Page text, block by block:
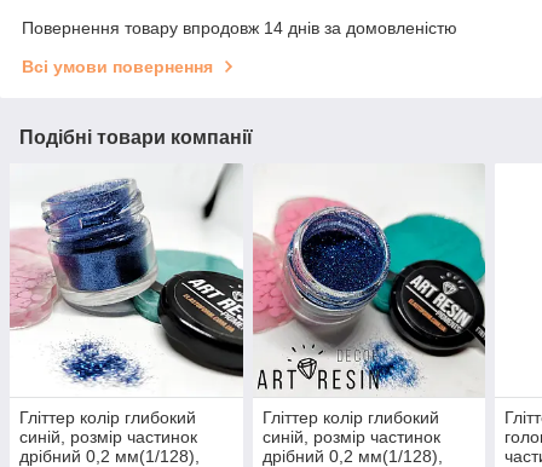
Повернення товару впродовж 14 днів за домовленістю
Всі умови повернення
Подібні товари компанії
Гліттер колір глибокий
синій, розмір частинок
дрібний 0,2 мм(1/128),
Гліттер колір глибокий
синій, розмір частинок
дрібний 0,2 мм(1/128),